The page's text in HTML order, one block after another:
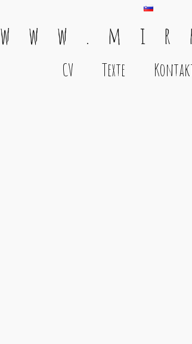
w w w . m i r
CV Texte